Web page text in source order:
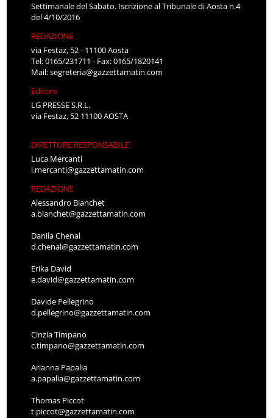
Settimanale del Sabato. Iscrizione al Tribunale di Aosta n.4
del 4/10/2016
REDAZIONE
via Festaz, 52 - 11100 Aosta
Tel: 0165/231711 - Fax: 0165/1820141
Mail:segreteria@gazzettamatin.com
Editore
LG PRESSE S.R.L.
via Festaz, 52 11100 AOSTA
DIRETTORE RESPONSABILE
Luca Mercanti
l.mercanti@gazzettamatin.com
REDAZIONE
Alessandro Bianchet
a.bianchet@gazzettamatin.com
Danila Chenal
d.chenal@gazzettamatin.com
Erika David
e.david@gazzettamatin.com
Davide Pellegrino
d.pellegrino@gazzettamatin.com
Cinzia Timpano
c.timpano@gazzettamatin.com
Arianna Papalia
a.papalia@gazzettamatin.com
Thomas Piccot
t.piccot@gazzettamatin.com